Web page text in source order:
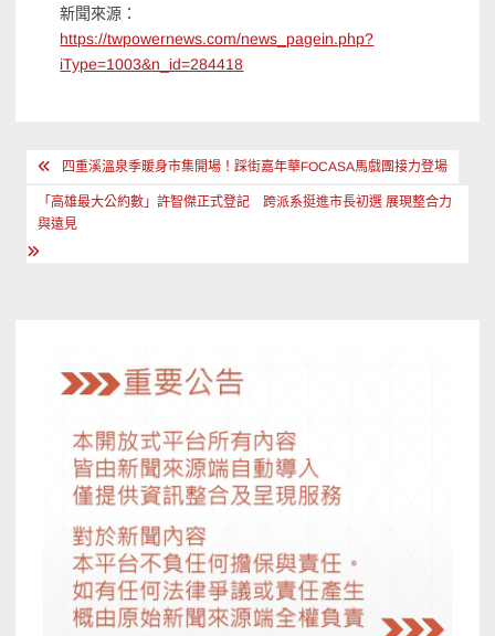
新聞來源：
https://twpowernews.com/news_pagein.php?
iType=1003&n_id=284418
文
章
導
四重溪溫泉季暖身市集開場！踩街嘉年華FOCASA馬戲團接力登場
「高雄最大公約數」許智傑正式登記 跨派系挺進市長初選 展現整合力
與遠見